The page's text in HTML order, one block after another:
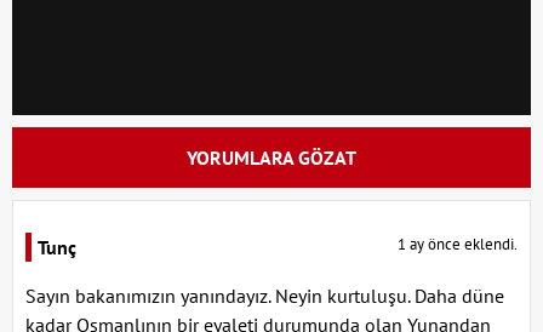
YORUMLARA GÖZAT
Tunç 1 ay önce eklendi.
Sayın bakanımızın yanındayız. Neyin kurtuluşu. Daha düne
kadar Osmanlının bir eyaleti durumunda olan Yunandan